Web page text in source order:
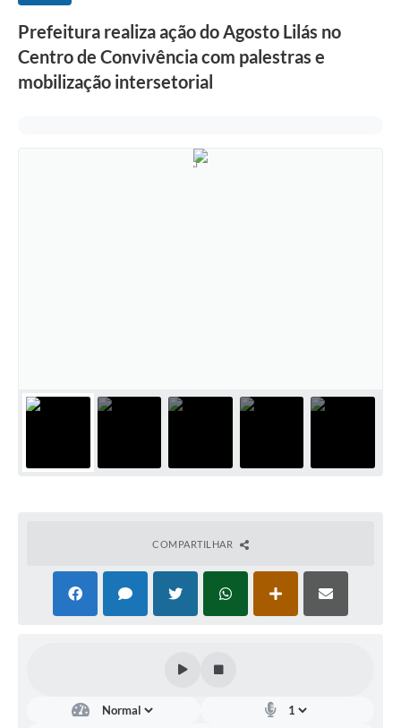
Renuncia de Receita
Galeria de Fotos
Plano Estratégico
Perguntas e respostas frequentes
Prefeitura realiza ação do Agosto Lilás no
Centro de Convivência com palestras e
mobilização intersetorial
COMPARTILHAR